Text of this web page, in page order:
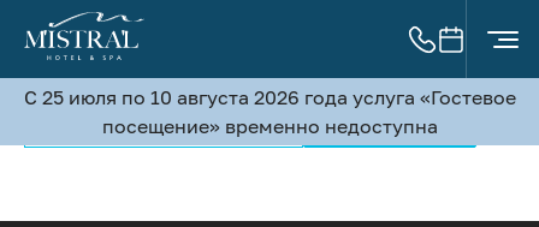
С 25 июля по 10 августа 2026 года услуга «Гостевое
посещение» временно недоступна
Элемент не найден!
ПОДПИШИТЕСЬ НА РАССЫЛКУ